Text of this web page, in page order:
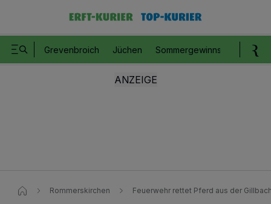
Grevenbroich Jüchen Sommergewinnspiel
Rommerskirchen Feuerwehr rettet Pferd aus der